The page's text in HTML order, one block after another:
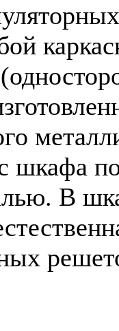
шкафа
В